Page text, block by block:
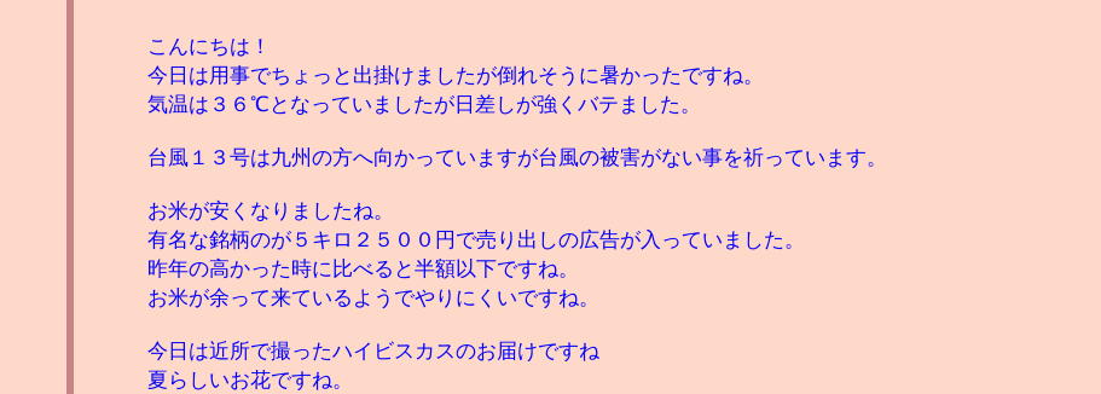
こんにちは！
今日は用事でちょっと出掛けましたが倒れそうに暑かったですね。
気温は３６℃となっていましたが日差しが強くバテました。
台風１３号は九州の方へ向かっていますが台風の被害がない事を祈っています。
お米が安くなりましたね。
有名な銘柄のが５キロ２５００円で売り出しの広告が入っていました。
昨年の高かった時に比べると半額以下ですね。
お米が余って来ているようでやりにくいですね。
今日は近所で撮ったハイビスカスのお届けですね
夏らしいお花ですね。